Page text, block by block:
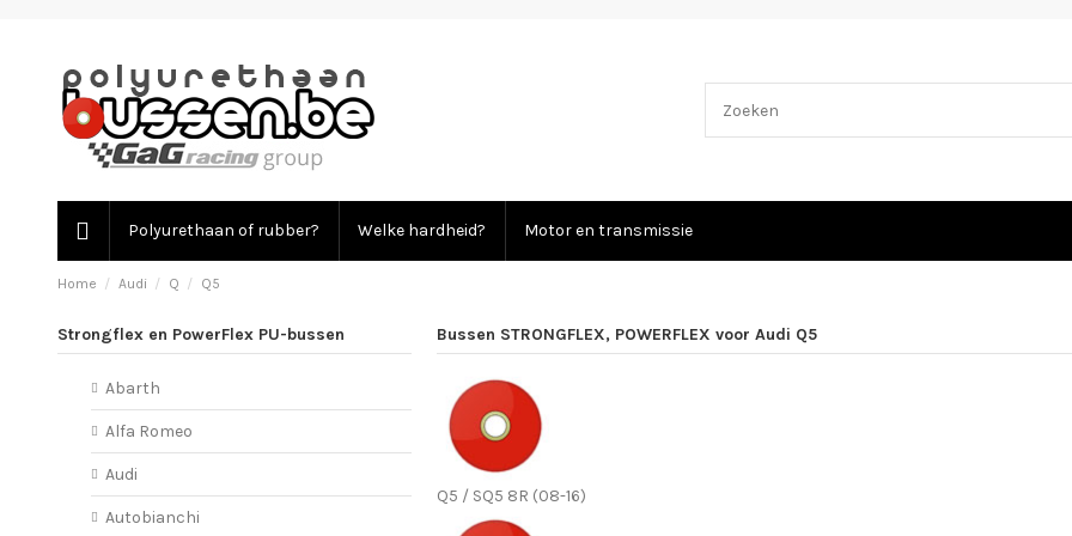
Polyurethaan of rubber? Welke hardheid? Motor en transmissie
Home Audi Q Q5
Bussen STRONGFLEX, POWERFLEX voor Audi Q5
Q5 / SQ5 8R (08-16)
Strongflex en PowerFlex PU-bussen
Abarth
Alfa Romeo
Audi
Autobianchi